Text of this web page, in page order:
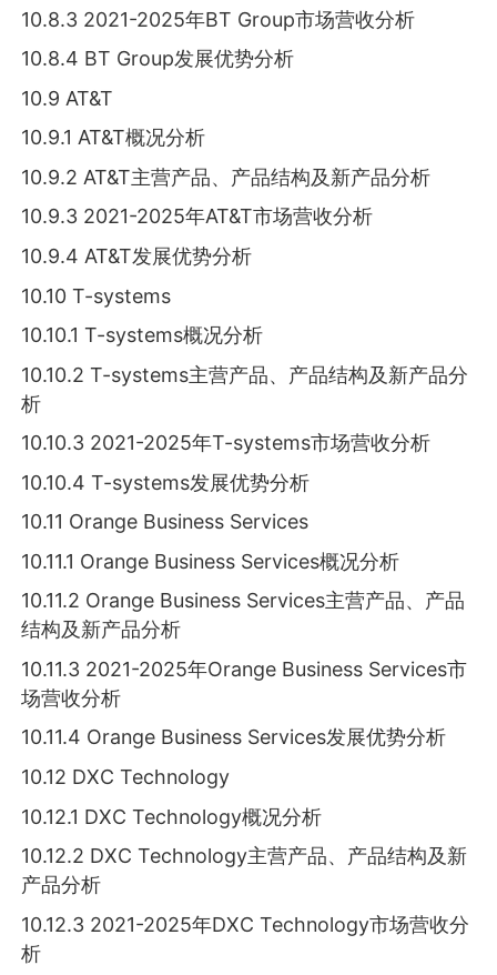
10.8.3 2021-2025年BT Group市场营收分析
10.8.4 BT Group发展优势分析
10.9 AT&T
10.9.1 AT&T概况分析
10.9.2 AT&T主营产品、产品结构及新产品分析
10.9.3 2021-2025年AT&T市场营收分析
10.9.4 AT&T发展优势分析
10.10 T-systems
10.10.1 T-systems概况分析
10.10.2 T-systems主营产品、产品结构及新产品分
析
10.10.3 2021-2025年T-systems市场营收分析
10.10.4 T-systems发展优势分析
10.11 Orange Business Services
10.11.1 Orange Business Services概况分析
10.11.2 Orange Business Services主营产品、产品
结构及新产品分析
10.11.3 2021-2025年Orange Business Services市
场营收分析
10.11.4 Orange Business Services发展优势分析
10.12 DXC Technology
10.12.1 DXC Technology概况分析
10.12.2 DXC Technology主营产品、产品结构及新
产品分析
10.12.3 2021-2025年DXC Technology市场营收分
析